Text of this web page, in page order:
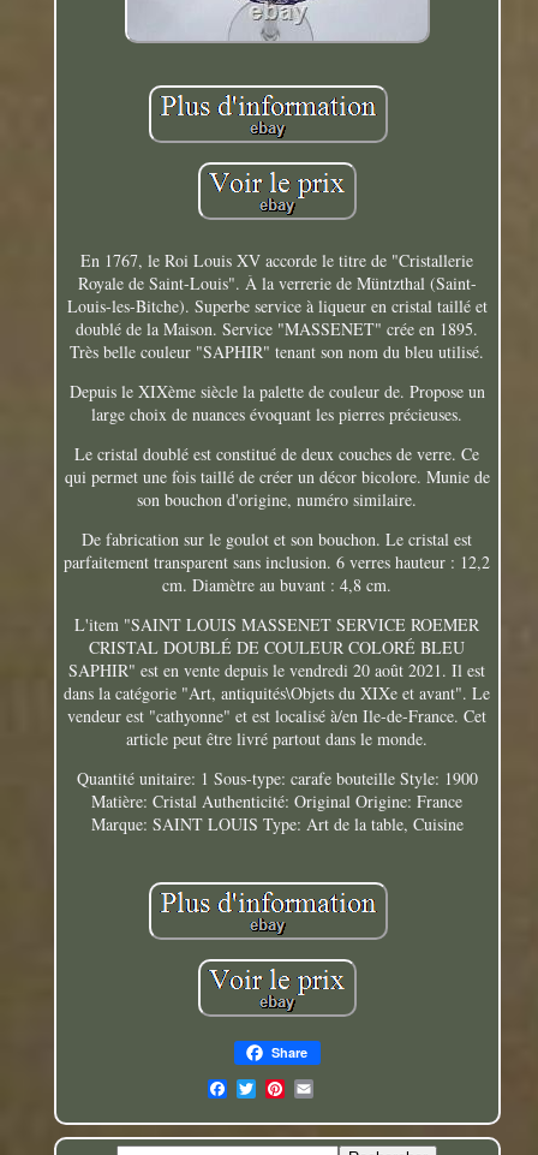
En 1767, le Roi Louis XV accorde le titre de "Cristallerie
Royale de Saint-Louis". À la verrerie de Müntzthal (Saint-
Louis-les-Bitche). Superbe service à liqueur en cristal taillé et
doublé de la Maison. Service "MASSENET" crée en 1895.
Très belle couleur "SAPHIR" tenant son nom du bleu utilisé.
Depuis le XIXème siècle la palette de couleur de. Propose un
large choix de nuances évoquant les pierres précieuses.
Le cristal doublé est constitué de deux couches de verre. Ce
qui permet une fois taillé de créer un décor bicolore. Munie de
son bouchon d'origine, numéro similaire.
De fabrication sur le goulot et son bouchon. Le cristal est
parfaitement transparent sans inclusion. 6 verres hauteur : 12,2
cm. Diamètre au buvant : 4,8 cm.
L'item "SAINT LOUIS MASSENET SERVICE ROEMER
CRISTAL DOUBLÉ DE COULEUR COLORÉ BLEU
SAPHIR" est en vente depuis le vendredi 20 août 2021. Il est
dans la catégorie "Art, antiquités\Objets du XIXe et avant". Le
vendeur est "cathyonne" et est localisé à/en Ile-de-France. Cet
article peut être livré partout dans le monde.
Quantité unitaire: 1 Sous-type: carafe bouteille Style: 1900
Matière: Cristal Authenticité: Original Origine: France
Marque: SAINT LOUIS Type: Art de la table, Cuisine
Share